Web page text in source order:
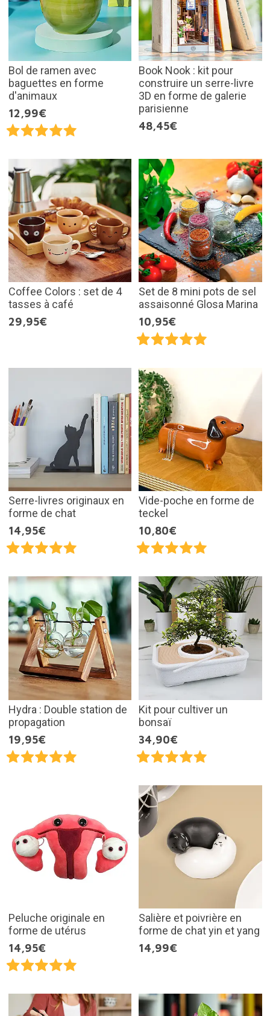
Bol de ramen avec
baguettes en forme
d'animaux
12,99€
Book Nook : kit pour
construire un serre-livre
3D en forme de galerie
parisienne
48,45€
Coffee Colors : set de 4
tasses à café
29,95€
Set de 8 mini pots de sel
assaisonné Glosa Marina
10,95€
Serre-livres originaux en
forme de chat
14,95€
Vide-poche en forme de
teckel
10,80€
Hydra : Double station de
propagation
19,95€
Kit pour cultiver un
bonsaï
34,90€
Peluche originale en
forme de utérus
14,95€
Salière et poivrière en
forme de chat yin et yang
14,99€